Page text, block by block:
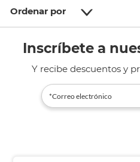
Ordenar por
Inscríbete a
Y recibe descuentos y